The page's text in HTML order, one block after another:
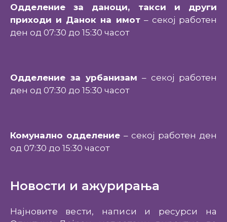
Одделение за даноци, такси и други
приходи и Данок на имот– секој работен
ден од 07:30 до 15:30 часот
Одделение за урбанизам – секој работен
ден од 07:30 до 15:30 часот
Комунално одделение – секој работен ден
од 07:30 до 15:30 часот
Новости и ажурирања
Најновите вести, написи и ресурси на